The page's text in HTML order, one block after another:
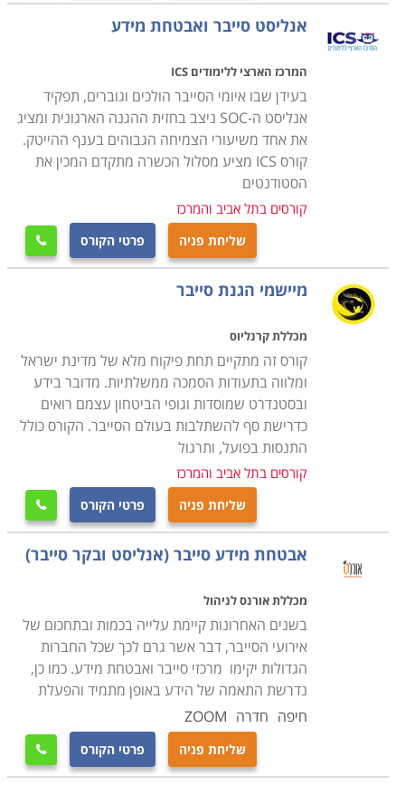
אפשרויות התפתחות וקידום.
מטבע הדברים, לימודי סייבר הינם חוד החנית של ענף
ההיי-טק, והם מושכים אליהם את הטובים ביותר. למעשה,
הפך מקצוע הסייבר לחלון הראווה של ההיי-טק הישראלי.
הלימודים עצמם אורכים כשנה ובסופם תהיה בידכם תעודה
מבוקשת ביותר ומקצוע נחשק אשר יבטיח לכם הכנסה נאה.
ניתן למצוא קורסי אבטחת מידע וסייבר בכל רחבי הארץ
במגוון רחב של מכללות.
אנליסט סייבר ואבטחת מידע
המרכז הארצי ללימודים ICS
בעידן שבו איומי הסייבר הולכים וגוברים, תפקיד
אנליסט ה-SOC ניצב בחזית ההגנה הארגונית ומציג
את אחד משיעורי הצמיחה הגבוהים בענף ההייטק.
קורס ICS מציע מסלול הכשרה מתקדם המכין את
הסטודנטים
קורסים בתל אביב והמרכז
שליחת פניה פרטי הקורס 
מיישמי הגנת סייבר
מכללת קרנליוס
קורס זה מתקיים תחת פיקוח מלא של מדינת ישראל
ומלווה בתעודות הסמכה ממשלתיות. מדובר בידע
ובסטנדרט שמוסדות וגופי הביטחון עצמם רואים
כדרישת סף להשתלבות בעולם הסייבר. הקורס כולל
התנסות בפועל, ותרגול
קורסים בתל אביב והמרכז
שליחת פניה פרטי הקורס 
אבטחת מידע סייבר (אנליסט ובקר סייבר)
מכללת אורנס לניהול
בשנים האחרונות קיימת עלייה בכמות ובתחכום של
אירועי הסייבר, דבר אשר גרם לכך שכל החברות
הגדולות יקימו מרכזי סייבר ואבטחת מידע. כמו כן,
נדרשת התאמה של הידע באופן מתמיד והפעלת
חיפה חדרה ZOOM
שליחת פניה פרטי הקורס 